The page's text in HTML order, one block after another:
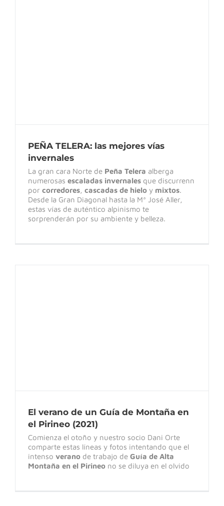
PEÑA TELERA: las mejores vías
invernales
La gran cara Norte de Peña Telera alberga
numerosas escaladas invernales que discurrenn
por corredores, cascadas de hielo y mixtos.
Desde la Gran Diagonal hasta la Mª José Aller,
estas vías de auténtico alpinismo te
sorprenderán por su ambiente y belleza.
El verano de un Guía de Montaña en
el Pirineo (2021)
Comienza el otoño y nuestro socio Dani Orte
comparte estas líneas y fotos intentando que el
intenso verano de trabajo de Guía de Alta
Montaña en el Pirineo no se diluya en el olvido